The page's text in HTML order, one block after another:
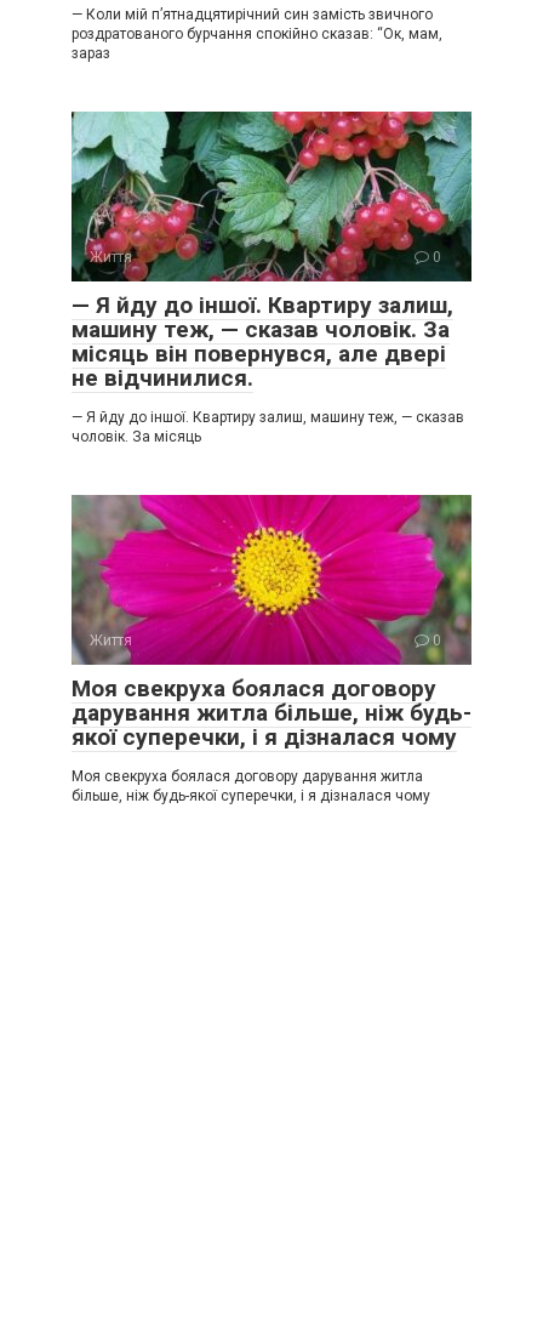
— Коли мій п’ятнадцятирічний син замість звичного
роздратованого бурчання спокійно сказав: “Ок, мам,
зараз
Життя 0
— Я йду до іншої. Квартиру залиш,
машину теж, — сказав чоловік. За
місяць він повернувся, але двері
не відчинилися.
— Я йду до іншої. Квартиру залиш, машину теж, — сказав
чоловік. За місяць
Життя 0
Моя свекруха боялася договору
дарування житла більше, ніж будь-
якої суперечки, і я дізналася чому
Моя свекруха боялася договору дарування житла
більше, ніж будь-якої суперечки, і я дізналася чому